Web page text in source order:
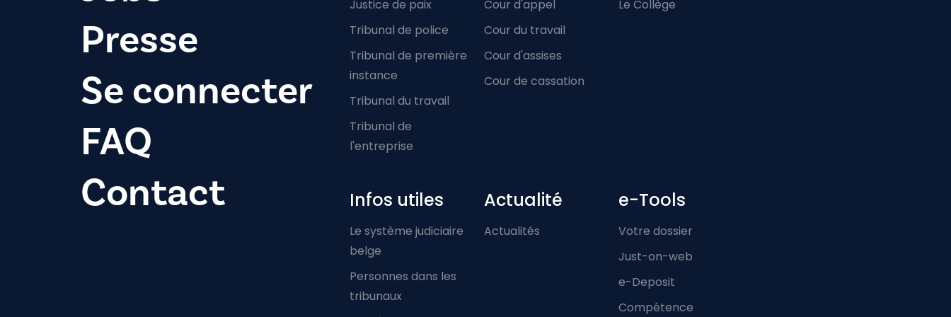
Presse
Se connecter
FAQ
Contact
Justice de paix
Tribunal de police
Tribunal de première
instance
Tribunal du travail
Tribunal de
l'entreprise
Cour d'appel
Cour du travail
Cour d'assises
Cour de cassation
Le Collège
Infos utiles
Le système judiciaire
belge
Personnes dans les
tribunaux
Actualité
Actualités
e-Tools
Votre dossier
Just-on-web
e-Deposit
Compétence